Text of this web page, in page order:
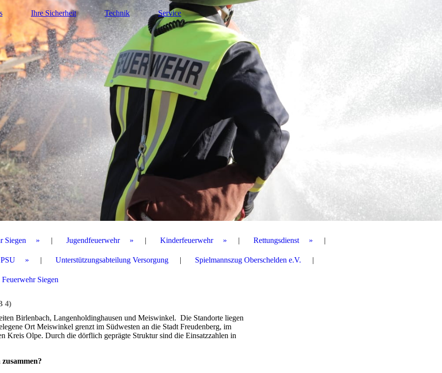
Ihre Sicherheit Technik Service
Siegen Jugendfeuerwehr Kinderfeuerwehr Rettungsdienst
PSU Unterstützungsabteilung Versorgung Spielmannszug Oberschelden e.V.
Siegen
4)
Birlenbach, Langenholdinghausen und Meiswinkel. Die Standorte liegen
Ort Meiswinkel grenzt im Südwesten an die Stadt Freudenberg, im
Kreis Olpe. Durch die dörflich geprägte Struktur sind die Einsatzzahlen in